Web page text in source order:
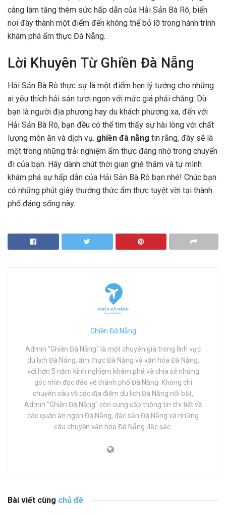
càng làm tăng thêm sức hấp dẫn của Hải Sản Bà Rô, biến
nơi đây thành một điểm đến không thể bỏ lỡ trong hành trình
khám phá ẩm thực Đà Nẵng.
Lời Khuyên Từ Ghiền Đà Nẵng
Hải Sản Bà Rô thực sự là một điểm hẹn lý tưởng cho những
ai yêu thích hải sản tươi ngon với mức giá phải chăng. Dù
bạn là người địa phương hay du khách phương xa, đến với
Hải Sản Bà Rô, bạn đều có thể tìm thấy sự hài lòng với chất
lượng món ăn và dịch vụ. ghiền đà nẵng tin rằng, đây sẽ là
một trong những trải nghiệm ẩm thực đáng nhớ trong chuyến
đi của bạn. Hãy dành chút thời gian ghé thăm và tự mình
khám phá sự hấp dẫn của Hải Sản Bà Rô bạn nhé! Chúc bạn
có những phút giây thưởng thức ẩm thực tuyệt vời tại thành
phố đáng sống này.
Ghiền Đà Nẵng
Admin "Ghiền Đà Nẵng" là một chuyên gia trong lĩnh vực
du lịch Đà Nẵng, ẩm thực Đà Nẵng và văn hóa Đà Nẵng,
với hơn 5 năm kinh nghiệm khám phá và chia sẻ những
góc nhìn độc đáo về thành phố Đà Nẵng. Không chỉ
chuyên sâu về các địa điểm du lịch Đà Nẵng nổi bật,
Admin "Ghiền Đà Nẵng" còn cung cấp thông tin chi tiết về
các quán ăn ngon Đà Nẵng, đặc sản Đà Nẵng và những
câu chuyện văn hóa Đà Nẵng đặc sắc.
Bài viết cùng chủ đề